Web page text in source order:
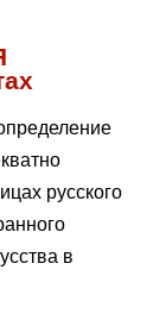
русского
в